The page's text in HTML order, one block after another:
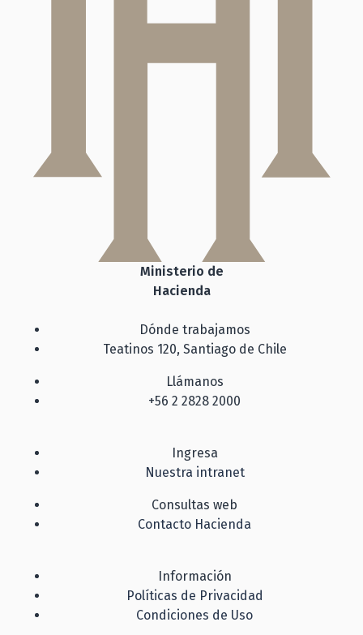
Ministerio de
Hacienda
Dónde trabajamos
Teatinos 120, Santiago de Chile
Llámanos
+56 2 2828 2000
Ingresa
Nuestra intranet
Consultas web
Contacto Hacienda
Información
Políticas de Privacidad
Condiciones de Uso